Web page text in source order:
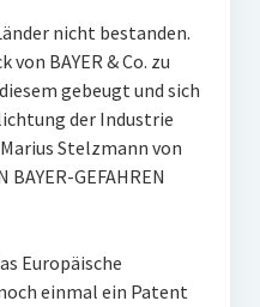
nicht bestanden.
BAYER & Co. zu
gebeugt und sich
der Industrie
Stelzmann von
BAYER-GEFAHREN
Europäische
einmal ein Patent